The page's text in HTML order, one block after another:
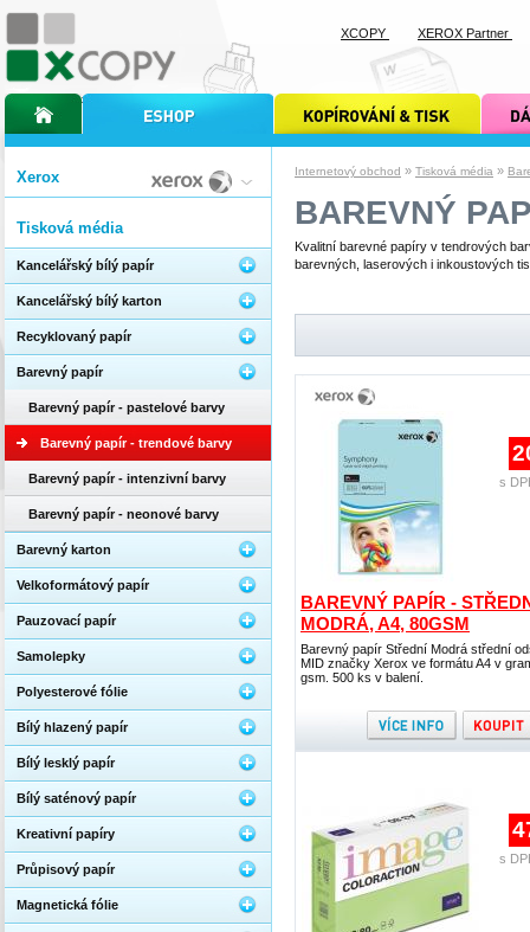
Internetový obchod » Tisková média »
BAREVNÝ
Kvalitní barevné papíry v tendrových
barevných, laserových i inkoustových
BAREVNÝ PAPÍR -
MODRÁ, A4, 80GSM
Barevný papír Střední Modrá střední
MID značky Xerox ve formátu A4 v
gsm. 500 ks v balení.
s
s
Xerox
Tisková média
Kancelářský bílý papír
Kancelářský bílý karton
Recyklovaný papír
Barevný papír
Barevný papír - pastelové barvy
Barevný papír - trendové barvy
Barevný papír - intenzivní barvy
Barevný papír - neonové barvy
Barevný karton
Velkoformátový papír
Pauzovací papír
Samolepky
Polyesterové fólie
Bílý hlazený papír
Bílý lesklý papír
Bílý saténový papír
Kreativní papíry
Průpisový papír
Magnetická fólie
úvodní stránka xcopyinternetový obchod xcopy kopírování a tisk xcopy dárkové
XCOPY XEROX Partner